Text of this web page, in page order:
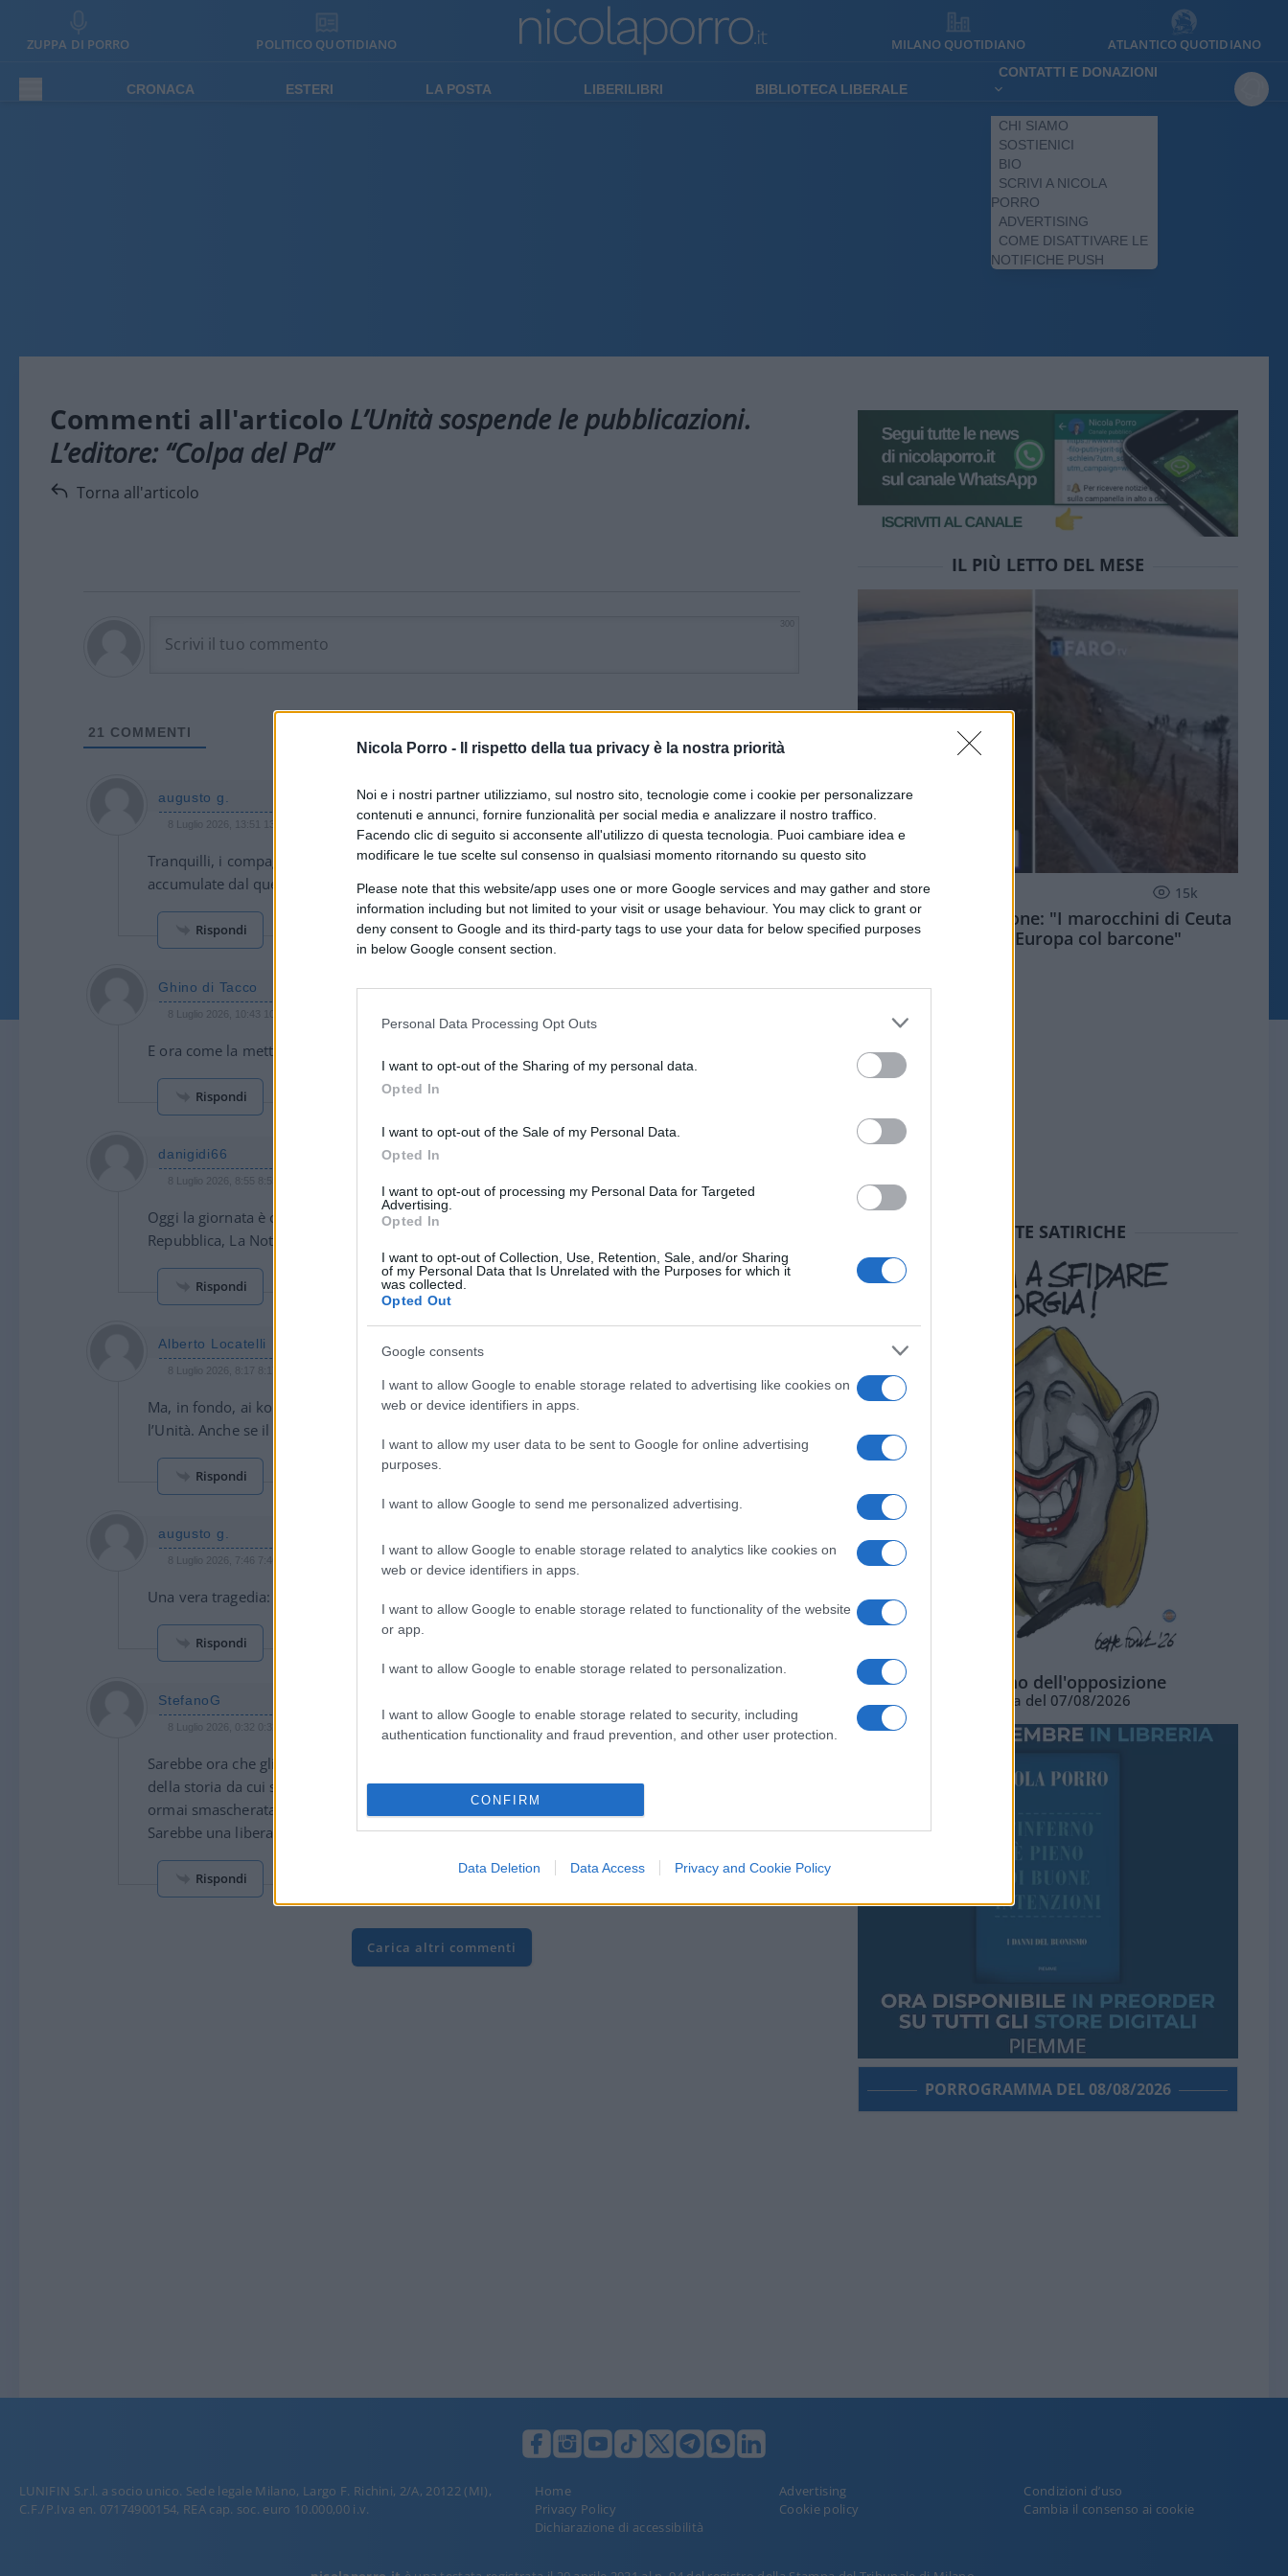
Nicola Porro - Il rispetto della tua privacy è la nostra priorità
Noi e i nostri partner utilizziamo, sul nostro sito, tecnologie come i cookie per personalizzare
contenuti e annunci, fornire funzionalità per social media e analizzare il nostro traffico.
Facendo clic di seguito si acconsente all'utilizzo di questa tecnologia. Puoi cambiare idea e
modificare le tue scelte sul consenso in qualsiasi momento ritornando su questo sito
Please note that this website/app uses one or more Google services and may gather and store
information including but not limited to your visit or usage behaviour. You may click to grant or
deny consent to Google and its third-party tags to use your data for below specified purposes
in below Google consent section.
Personal Data Processing Opt Outs
I want to opt-out of the Sharing of my personal data.
Opted In
I want to opt-out of the Sale of my Personal Data.
Opted In
I want to opt-out of processing my Personal Data for Targeted
Advertising.
Opted In
I want to opt-out of Collection, Use, Retention, Sale, and/or Sharing
of my Personal Data that Is Unrelated with the Purposes for which it
was collected.
Opted Out
Google consents
I want to allow Google to enable storage related to advertising like cookies on
web or device identifiers in apps.
I want to allow my user data to be sent to Google for online advertising
purposes.
I want to allow Google to send me personalized advertising.
I want to allow Google to enable storage related to analytics like cookies on
web or device identifiers in apps.
I want to allow Google to enable storage related to functionality of the website
or app.
I want to allow Google to enable storage related to personalization.
I want to allow Google to enable storage related to security, including
authentication functionality and fraud prevention, and other user protection.
CONFIRM
Data Deletion Data Access Privacy and Cookie Policy
ZUPPA DI PORRO POLITICO QUOTIDIANO MILANO QUOTIDIANO ATLANTICO QUOTIDIANO
CRONACA ESTERI LA POSTA LIBERILIBRI BIBLIOTECA LIBERALE
CONTATTI E DONAZIONI
CHI SIAMO
SOSTIENICI
BIO
SCRIVI A NICOLA
PORRO
ADVERTISING
COME DISATTIVARE LE
NOTIFICHE PUSH
Commenti all'articolo L’Unità sospende le pubblicazioni.
L’editore: “Colpa del Pd”
Torna all'articolo
21 COMMENTI
augusto g.
8 Luglio 2026, 13:51 13:51
Tranquilli, i compagnucci troveranno l’ennesima “testa di turco” a cui accollare tutte le rogne
accumulate dal quel giornalaccio
Rispondi
Ghino di Tacco
8 Luglio 2026, 10:43 10:43
E ora come la mettiamo con Sansonetti? Si rifarà andando a Quarta Repubblica.
Rispondi
danigidi66
8 Luglio 2026, 8:55 8:55
Oggi la giornata è cominciata proprio bene. Che bella Notizia. A quando la stessa x il Falso,
Repubblica, La Notizia e la busiarda? Risparmiate italiani, risparmiate
Rispondi
Alberto Locatelli
8 Luglio 2026, 8:17 8:17
Ma, in fondo, ai kompagni interessa che continui a esserci, ogni anno, per sempre, la festa de
l’Unità. Anche se il giornale è sparito.
Rispondi
augusto g.
8 Luglio 2026, 7:46 7:46
Una vera tragedia: si è spento un faro che illuminava il genere umano.
Rispondi
StefanoG
8 Luglio 2026, 0:32 0:32
Sarebbe ora che gli eredi dei comunisti, tutti, giornali e istituzioni, scomparissero nella fogna
della storia da cui sono usciti, che hanno fatto abbastanza danno. La loro tracotante furfanteria è
ormai smascherata da tempo.
Sarebbe una liberazione, un vero 25 aprile.
Rispondi
Carica altri commenti
IL PIÙ LETTO DEL MESE
ESTERI 15k
Meloni aveva ragione: "I marocchini di Ceuta
sbarcano in Europa col barcone"
SEDUTE SATIRICHE
L'ottimismo dell'opposizione
Vignetta del 07/08/2026
PORROGRAMMA DEL 08/08/2026
LUNIFIN S.r.l. a socio unico. Sede legale Milano, Largo F. Richini, 2/A, 20122 (MI),
C.F./P.Iva en. 07174900154, REA cap. soc. euro 10.000,00 i.v.
Home Advertising
Condizioni d’uso
Privacy Policy
Cookie policy
Cambia il consenso ai cookie
Dichiarazione di accessibilità